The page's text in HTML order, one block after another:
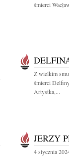
śmierci
Z wielkim
śmierci
Artystka,...
JERZY
4 stycznia